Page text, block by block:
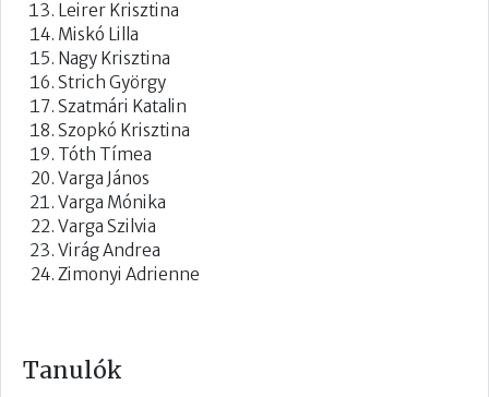
Tanulók
Leirer Krisztina
Miskó Lilla
Nagy Krisztina
Strich György
Szatmári Katalin
Szopkó Krisztina
Tóth Tímea
Varga János
Varga Mónika
Varga Szilvia
Virág Andrea
Zimonyi Adrienne